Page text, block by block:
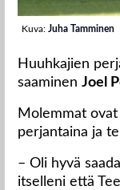
Kuva: Juha Tamminen
Huuhkajien
saaminen Joel
Molemmat
perjantaina ja
– Oli hyvä
itselleni että